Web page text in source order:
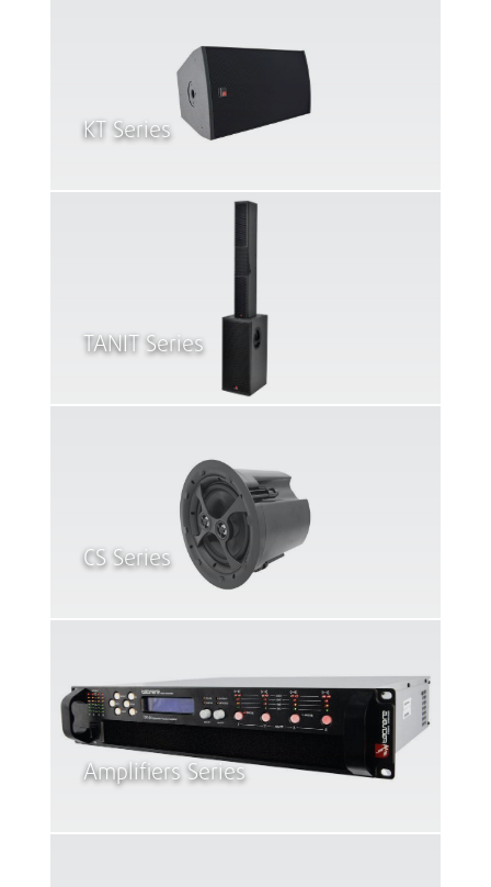
KT Series
TANIT Series
CS Series
Amplifiers Series